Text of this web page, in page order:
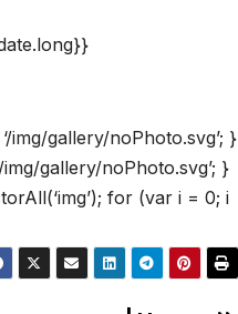
gallery/noPhoto.svg’; }
gallery/noPhoto.svg’; }
for (var i = 0; i